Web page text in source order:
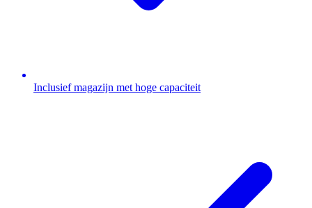
Inclusief magazijn met hoge capaciteit